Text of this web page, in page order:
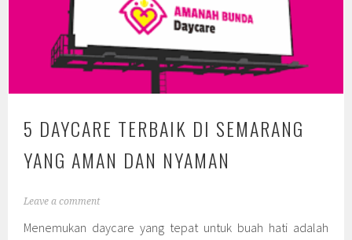
5 DAYCARE TERBAIK DI SEMARANG
YANG AMAN DAN NYAMAN
Leave a comment
Menemukan daycare yang tepat untuk buah hati adalah